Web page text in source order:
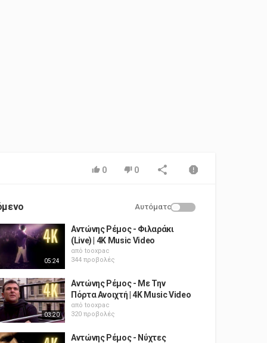
0 0
Αυτόματο
05:24
Αντώνης Ρέμος - Φιλαράκι
(Live) | 4K Music Video
από tooxpac
344 προβολές
03:20
Αντώνης Ρέμος - Με Την
Πόρτα Ανοιχτή | 4K Music Video
από tooxpac
320 προβολές
Αντώνης Ρέμος - Νύχτες